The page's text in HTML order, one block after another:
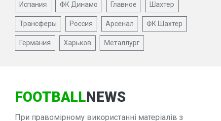
Испания ФК Динамо Главное Шахтер
Трансферы Россия Арсенал ФК Шахтер
Германия Харьков Металлург
FOOTBALLNEWS
При правомірному використанні матеріалів з